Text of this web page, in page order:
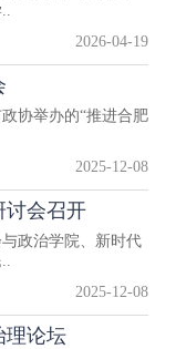
2026-04-19
协举办的“推进合肥
2025-12-08
讨会召开
政治学院、新时代
2025-12-08
理论坛